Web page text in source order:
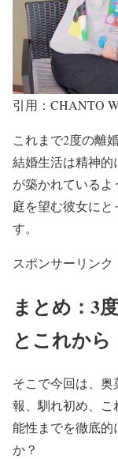
引用：CHANTO
これまで2度の離
結婚生活は精神
が築かれているよ
庭を望む彼女にと
す。
スポンサーリンク
まとめ：3
とこれから
そこで今回は、 奥
報、馴れ初め、こ
能性までを徹底
か？